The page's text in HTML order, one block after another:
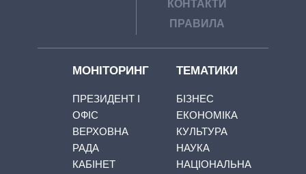
КОНТАКТИ
ПРАВИЛА
МОНІТОРИНГ
ПРЕЗИДЕНТ І
ОФІС
ВЕРХОВНА
РАДА
КАБІНЕТ
ТЕМАТИКИ
БІЗНЕС
ЕКОНОМІКА
КУЛЬТУРА
НАУКА
НАЦІОНАЛЬНА